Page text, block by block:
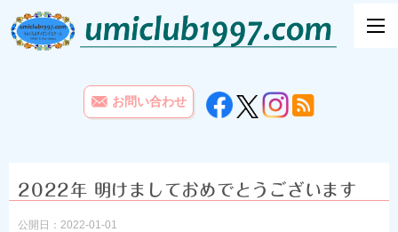
お問い合わせ
2022年 明けましておめでとうございます
公開日： 2022-01-01